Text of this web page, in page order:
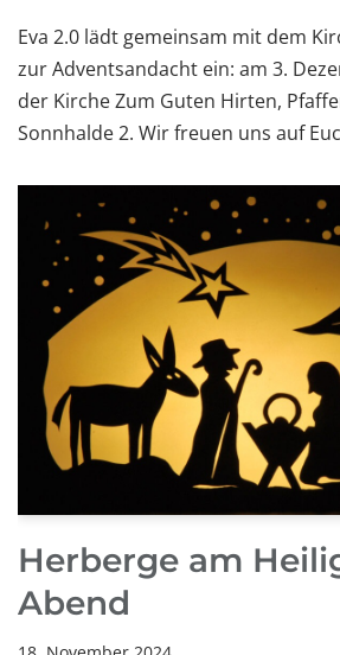
Eva 2.0 lädt gemeinsam mit dem
zur Adventsandacht ein: am 3.
der Kirche Zum Guten Hirten,
Sonnhalde 2. Wir freuen uns auf
Herberge am
Abend